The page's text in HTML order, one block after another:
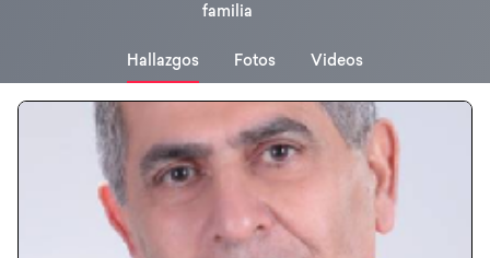
familia
Hallazgos Fotos Videos